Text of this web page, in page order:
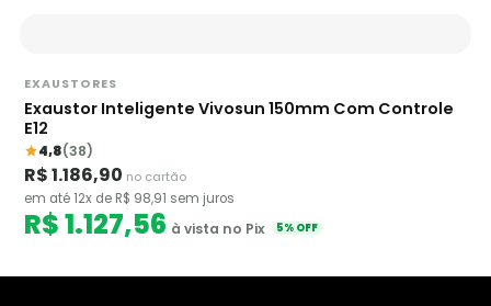
EXAUSTORES
Exaustor Inteligente Vivosun 150mm Com Controle
E12
4,8(38)
R$ 1.186,90 no cartão
em até 12x de R$ 98,91 sem juros
R$ 1.127,56 à vista no Pix 5% OFF